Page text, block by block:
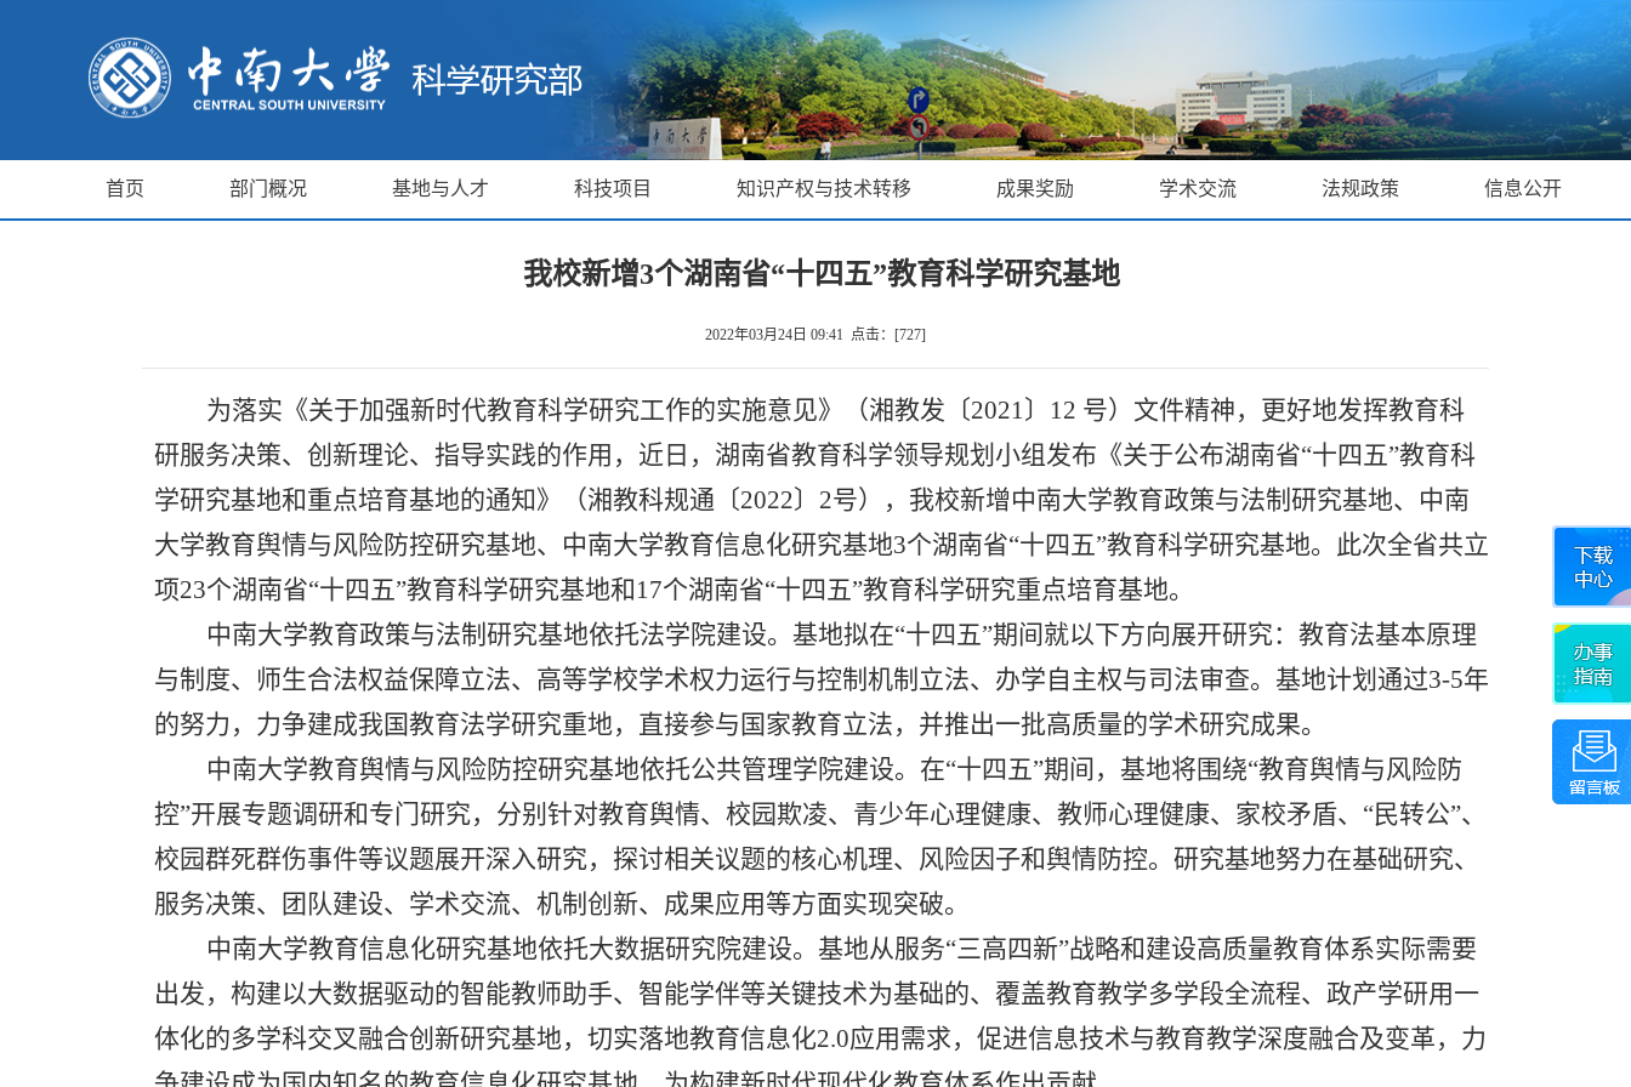
首页 部门概况 基地与人才 科技项目 知识产权与技术转移 成果奖励 学术交流 法规政策 信息公开
我校新增3个湖南省“十四五”教育科学研究基地
2022年03月24日 09:41 点击：[727]
为落实《关于加强新时代教育科学研究工作的实施意见》（湘教发〔2021〕 12 号）文件精神，更好地发挥教育科
研服务决策、创新理论、指导实践的作用，近日，湖南省教育科学领导规划小组发布《关于公布湖南省“十四五”教育科
学研究基地和重点培育基地的通知》（湘教科规通〔2022〕 2号），我校新增中南大学教育政策与法制研究基地、中南
大学教育舆情与风险防控研究基地、中南大学教育信息化研究基地3个湖南省“十四五”教育科学研究基地。此次全省共立
项23个湖南省“十四五”教育科学研究基地和17个湖南省“十四五”教育科学研究重点培育基地。
中南大学教育政策与法制研究基地依托法学院建设。基地拟在“十四五”期间就以下方向展开研究：教育法基本原理
与制度、师生合法权益保障立法、高等学校学术权力运行与控制机制立法、办学自主权与司法审查。基地计划通过3-5年
的努力，力争建成我国教育法学研究重地，直接参与国家教育立法，并推出一批高质量的学术研究成果。
中南大学教育舆情与风险防控研究基地依托公共管理学院建设。在“十四五”期间，基地将围绕“教育舆情与风险防
控”开展专题调研和专门研究，分别针对教育舆情、校园欺凌、青少年心理健康、教师心理健康、家校矛盾、“民转公”、
校园群死群伤事件等议题展开深入研究，探讨相关议题的核心机理、风险因子和舆情防控。研究基地努力在基础研究、
服务决策、团队建设、学术交流、机制创新、成果应用等方面实现突破。
中南大学教育信息化研究基地依托大数据研究院建设。基地从服务“三高四新”战略和建设高质量教育体系实际需要
出发，构建以大数据驱动的智能教师助手、智能学伴等关键技术为基础的、覆盖教育教学多学段全流程、政产学研用一
体化的多学科交叉融合创新研究基地，切实落地教育信息化2.0应用需求，促进信息技术与教育教学深度融合及变革，力